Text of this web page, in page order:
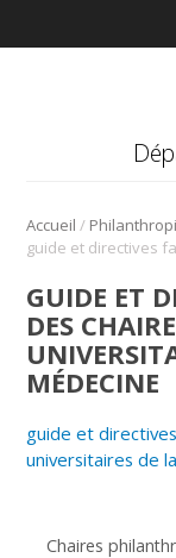
Accueil /
Chaires
GUIDE ET
DES
MÉDECINE
guide et
universitaires de